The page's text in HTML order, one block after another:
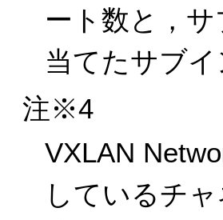
ート数と，
当てたサブ
注※4
VXLAN
しているチ